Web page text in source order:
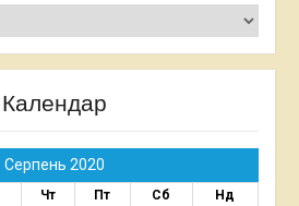
Календар
Серпень 2020
Чт Пт Сб
Нд